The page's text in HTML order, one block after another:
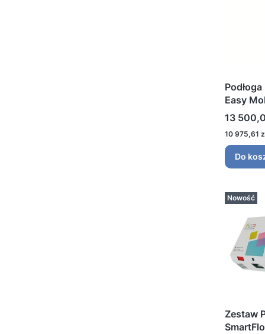
Easy
Cena
13
Cena
10 975,61
Do
Nowość
Zestaw